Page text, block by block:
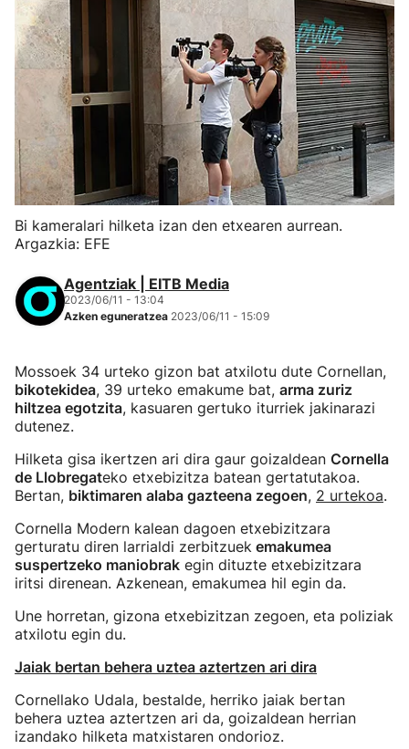
Bi kameralari hilketa izan den etxearen aurrean.
Argazkia: EFE
Agentziak | EITB Media
2023/06/11 - 13:04
Azken eguneratzea 2023/06/11 - 15:09
Mossoek 34 urteko gizon bat atxilotu dute Cornellan,
bikotekidea, 39 urteko emakume bat, arma zuriz
hiltzea egotzita, kasuaren gertuko iturriek jakinarazi
dutenez.
Hilketa gisa ikertzen ari dira gaur goizaldean Cornella
de Llobregateko etxebizitza batean gertatutakoa.
Bertan, biktimaren alaba gazteena zegoen, 2 urtekoa.
Cornella Modern kalean dagoen etxebizitzara
gerturatu diren larrialdi zerbitzuek emakumea
suspertzeko maniobrak egin dituzte etxebizitzara
iritsi direnean. Azkenean, emakumea hil egin da.
Une horretan, gizona etxebizitzan zegoen, eta poliziak
atxilotu egin du.
Jaiak bertan behera uztea aztertzen ari dira
Cornellako Udala, bestalde, herriko jaiak bertan
behera uztea aztertzen ari da, goizaldean herrian
izandako hilketa matxistaren ondorioz.